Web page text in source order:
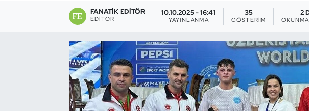
FANATIK EDITÖR
EDITÖR
10.10.2025 - 16:41
YAYINLANMA
35
GÖSTERIM
2
Buz Hokeyi
Buz Pateni
Çim Hokeyi